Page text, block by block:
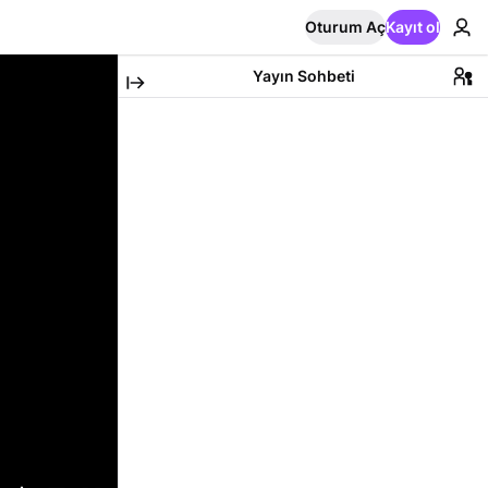
Oturum AçKayıt ol
Yayın Sohbeti